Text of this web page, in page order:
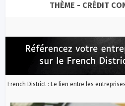
THÈME - CRÉDIT
French District : Le lien entre les